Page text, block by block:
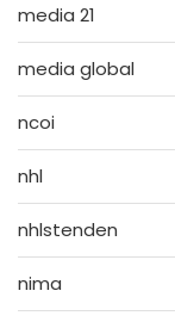
media 21
media global
ncoi
nhl
nhlstenden
nima